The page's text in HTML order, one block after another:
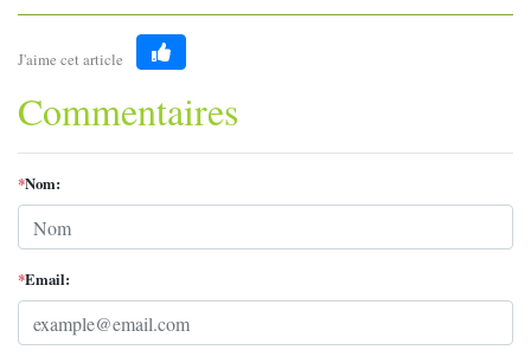
J'aime cet article
Like
Commentaires
*Nom:
*Email: